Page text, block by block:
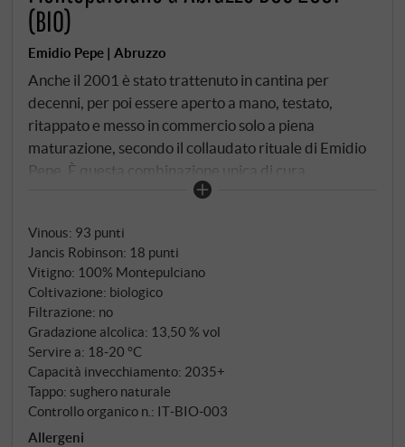
(BIO)
Emidio Pepe | Abruzzo
Anche il 2001 è stato trattenuto in cantina per
decenni, per poi essere aperto a mano, testato,
ritappato e messo in commercio solo a piena
maturazione, secondo il collaudato rituale di Emidio
Pepe. È questa combinazione unica di cura
artigianale, maturazione paziente e autenticità senza
vinologico. Il 2001 è stato un anno più equilibrato in
Abruzzo rispetto al 2000: una primavera più fresca
seguita da un'estate calda e ventilata, condizioni
perfette per vini strutturati, finemente differenziati e
con una buona tenuta. Le uve provengono da antichi
vitigni di Montepulciano, fermentano
spontaneamente in tini di fibra di vetro, senza
controllo della temperatura, maturano in tini di fibra
di vetro e cemento e in bottiglia.
Vinous: 93 punti
Jancis Robinson: 18 punti
Vitigno: 100% Montepulciano
Coltivazione: biologico
Filtrazione: no
Gradazione alcolica: 13,50 % vol
Servire a: 18‑20 °C
Capacità invecchiamento: 2035+
Tappo: sughero naturale
Controllo organico n.: IT‑BIO‑003
Allergeni